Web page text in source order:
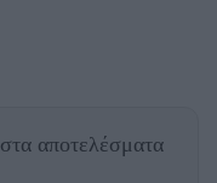
στα αποτελέσματα